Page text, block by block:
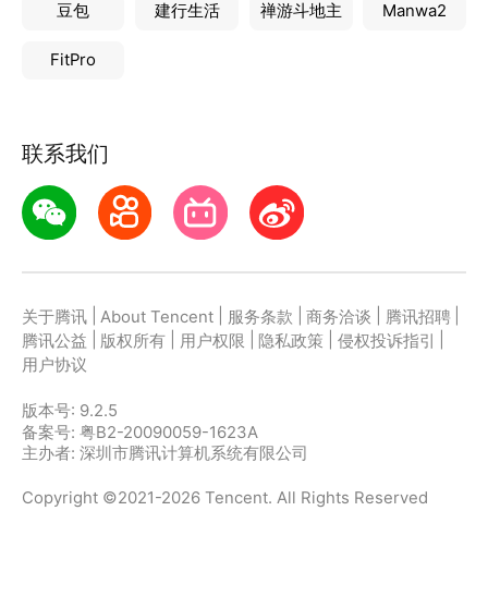
豆包 建行生活 禅游斗地主 Manwa2
FitPro
联系我们
关于腾讯 About Tencent 服务条款 商务洽谈 腾讯招聘
腾讯公益
版权所有 用户权限 隐私政策 侵权投诉指引
用户协议
版本号: 9.2.5
备案号: 粤B2-20090059-1623A
主办者: 深圳市腾讯计算机系统有限公司
Copyright ©2021-2026 Tencent. All Rights Reserved